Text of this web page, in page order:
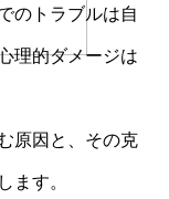
のトラブルは自
理的ダメージは
原因と、その克
ます。